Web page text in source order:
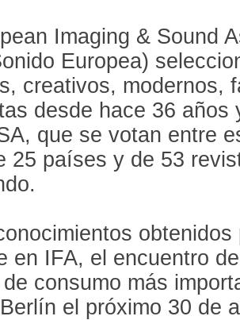
Imaging & Sound
Europea)
creativos, modernos,
desde hace 36 años
que se votan entre
25 países y de 53
en IFA, el encuentro
consumo más
el próximo 30 de